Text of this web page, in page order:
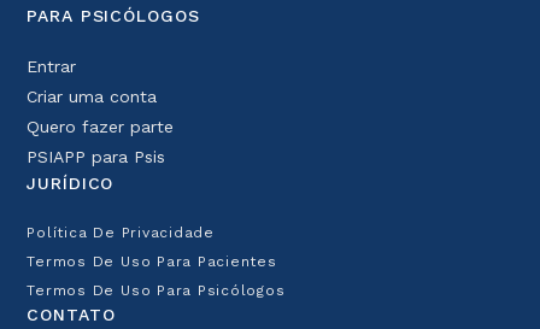
PARA PSICÓLOGOS
Entrar
Criar uma conta
Quero fazer parte
PSIAPP para Psis
JURÍDICO
Política De Privacidade
Termos De Uso Para Pacientes
Termos De Uso Para Psicólogos
CONTATO